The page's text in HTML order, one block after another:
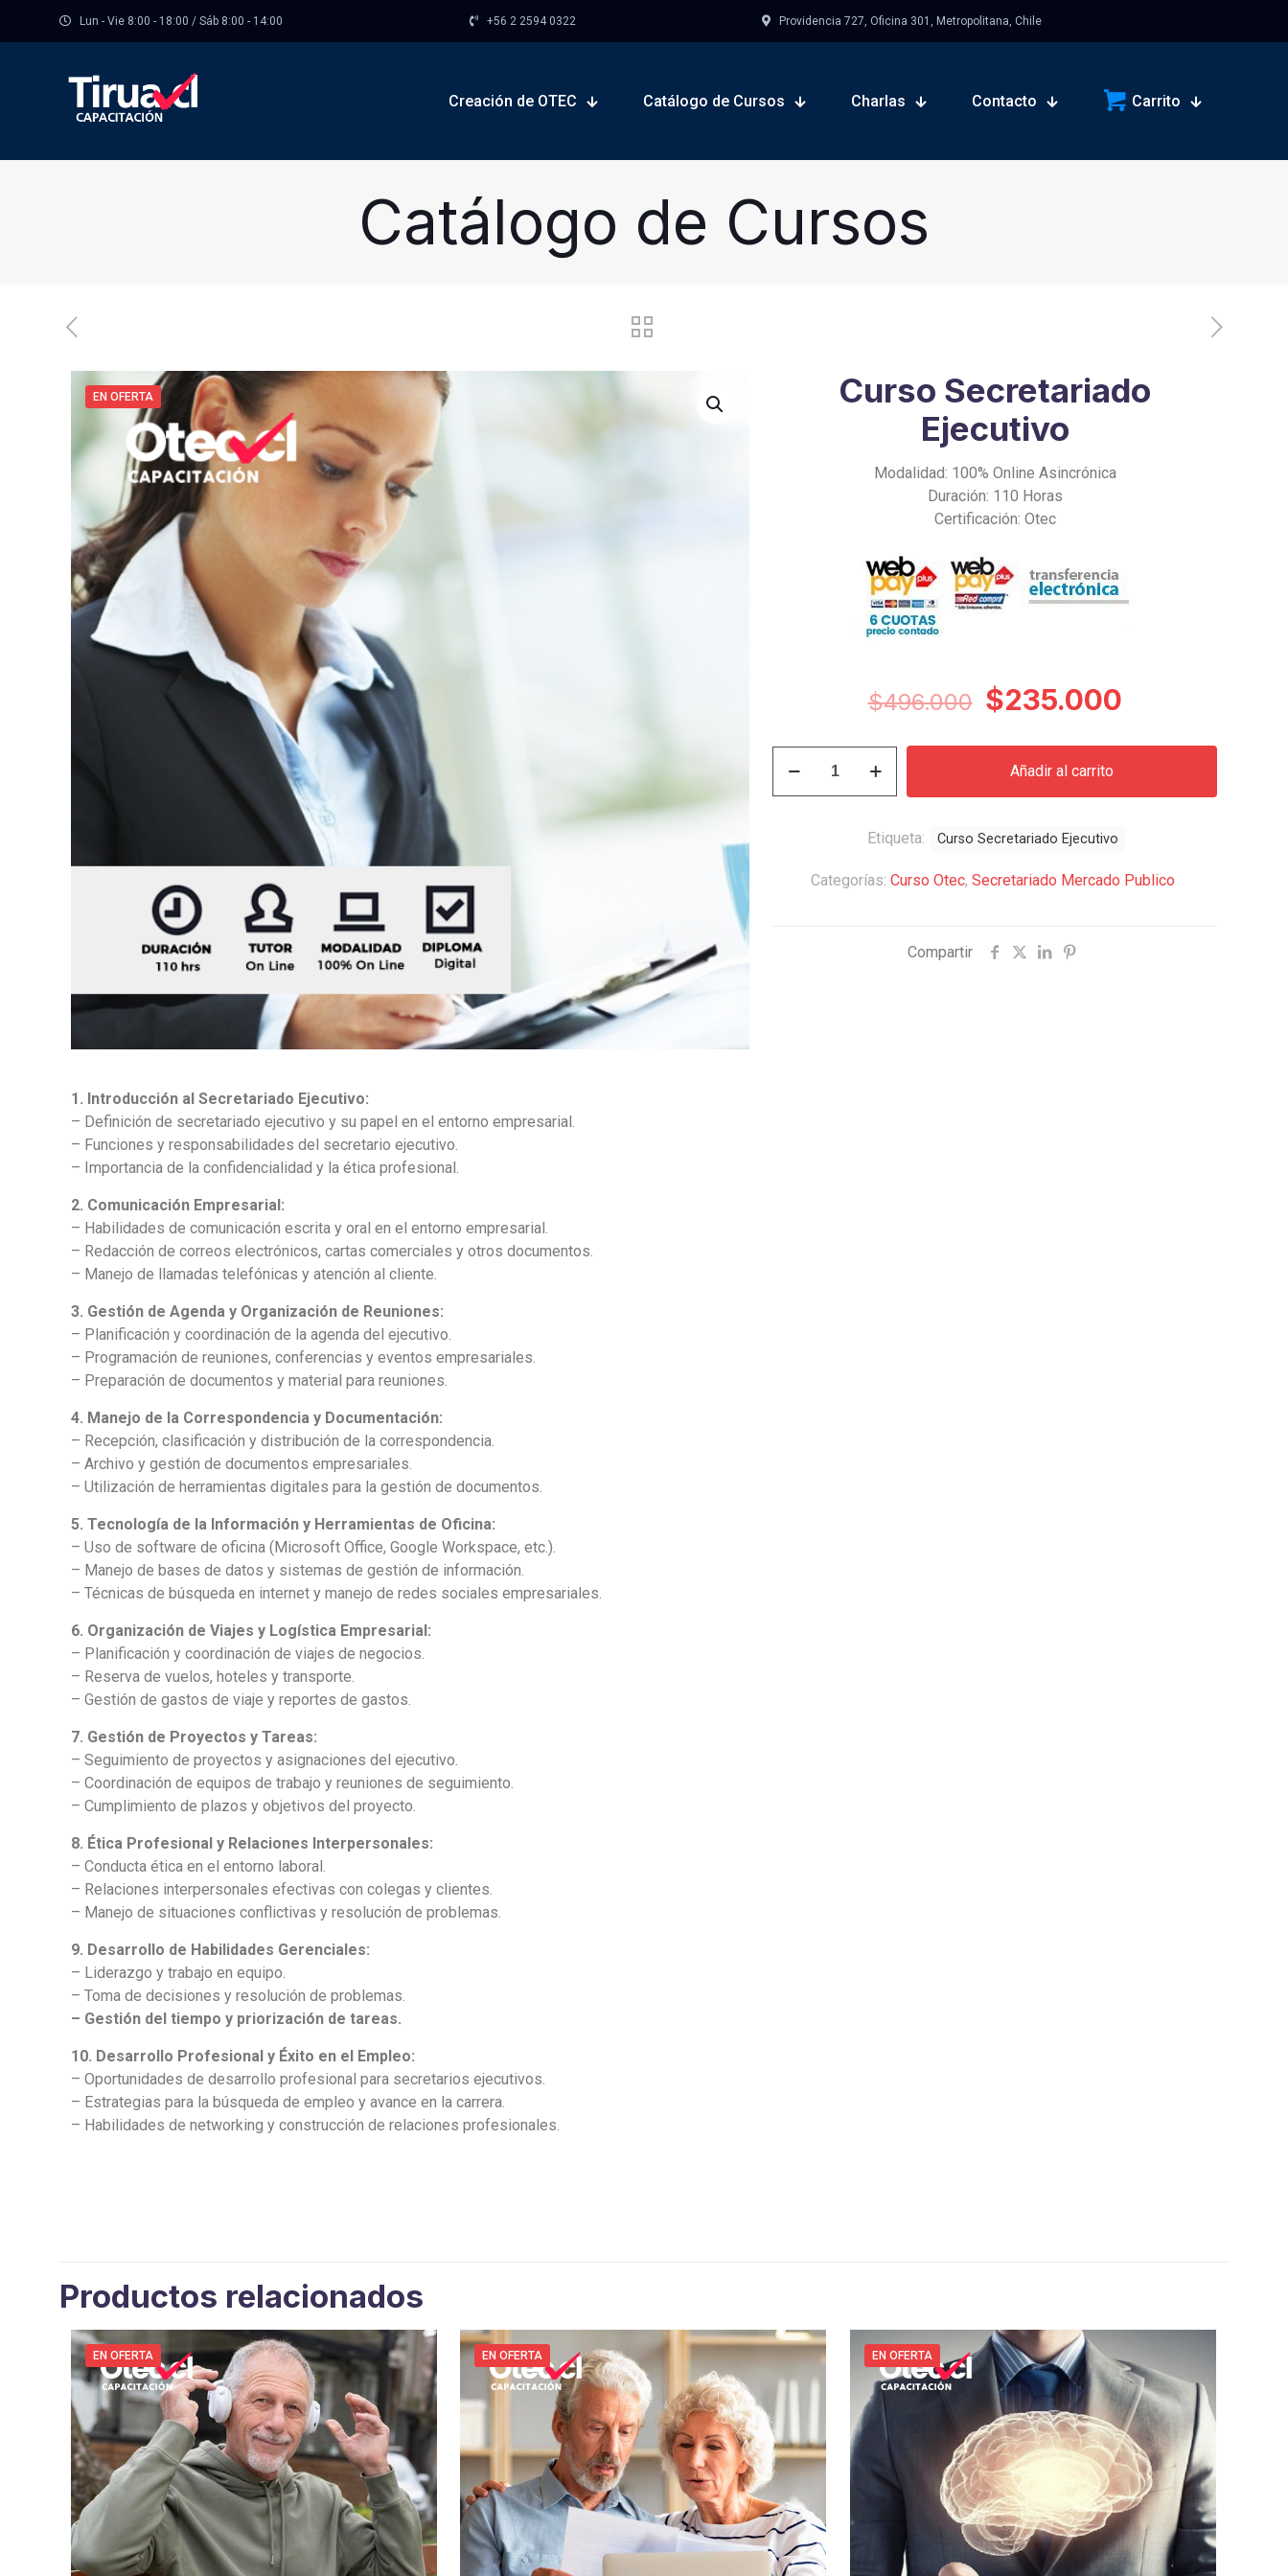
Lun - Vie 8:00 - 18:00 / Sáb 8:00 - 14:00 +56 2 2594 0322 Providencia 727, Oficina 301, Metropolitana, Chile
Creación de OTEC Catálogo de Cursos Charlas Contacto Carrito
Catálogo de Cursos
EN OFERTA
Curso Secretariado
Ejecutivo
Modalidad: 100% Online Asincrónica
Duración: 110 Horas
Certificación: Otec
$496.000 El
original
era:
$235.000El
actual
Secretariado
Ejecutivo
Añadir al carrito
Categorías: Curso Otec, Secretariado Mercado Publico
Etiqueta: Curso Secretariado Ejecutivo
Compartir
1. Introducción al Secretariado Ejecutivo:
– Definición de secretariado ejecutivo y su papel en el entorno empresarial.
– Funciones y responsabilidades del secretario ejecutivo.
– Importancia de la confidencialidad y la ética profesional.
2. Comunicación Empresarial:
– Habilidades de comunicación escrita y oral en el entorno empresarial.
– Redacción de correos electrónicos, cartas comerciales y otros documentos.
– Manejo de llamadas telefónicas y atención al cliente.
3. Gestión de Agenda y Organización de Reuniones:
– Planificación y coordinación de la agenda del ejecutivo.
– Programación de reuniones, conferencias y eventos empresariales.
– Preparación de documentos y material para reuniones.
4. Manejo de la Correspondencia y Documentación:
– Recepción, clasificación y distribución de la correspondencia.
– Archivo y gestión de documentos empresariales.
– Utilización de herramientas digitales para la gestión de documentos.
5. Tecnología de la Información y Herramientas de Oficina:
– Uso de software de oficina (Microsoft Office, Google Workspace, etc.).
– Manejo de bases de datos y sistemas de gestión de información.
– Técnicas de búsqueda en internet y manejo de redes sociales empresariales.
6. Organización de Viajes y Logística Empresarial:
– Planificación y coordinación de viajes de negocios.
– Reserva de vuelos, hoteles y transporte.
– Gestión de gastos de viaje y reportes de gastos.
7. Gestión de Proyectos y Tareas:
– Seguimiento de proyectos y asignaciones del ejecutivo.
– Coordinación de equipos de trabajo y reuniones de seguimiento.
– Cumplimiento de plazos y objetivos del proyecto.
8. Ética Profesional y Relaciones Interpersonales:
– Conducta ética en el entorno laboral.
– Relaciones interpersonales efectivas con colegas y clientes.
– Manejo de situaciones conflictivas y resolución de problemas.
9. Desarrollo de Habilidades Gerenciales:
– Liderazgo y trabajo en equipo.
– Toma de decisiones y resolución de problemas.
– Gestión del tiempo y priorización de tareas.
10. Desarrollo Profesional y Éxito en el Empleo:
– Oportunidades de desarrollo profesional para secretarios ejecutivos.
– Estrategias para la búsqueda de empleo y avance en la carrera.
– Habilidades de networking y construcción de relaciones profesionales.
Productos relacionados
EN OFERTA EN OFERTA EN OFERTA